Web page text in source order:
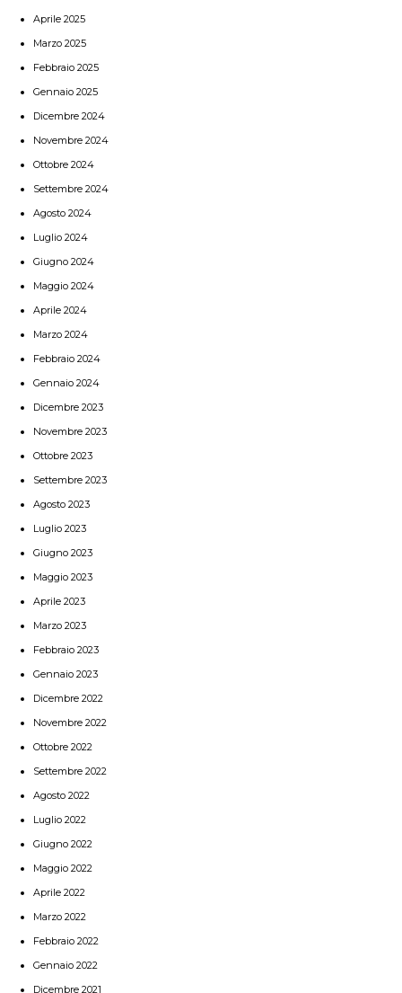
Aprile 2025
Marzo 2025
Febbraio 2025
Gennaio 2025
Dicembre 2024
Novembre 2024
Ottobre 2024
Settembre 2024
Agosto 2024
Luglio 2024
Giugno 2024
Maggio 2024
Aprile 2024
Marzo 2024
Febbraio 2024
Gennaio 2024
Dicembre 2023
Novembre 2023
Ottobre 2023
Settembre 2023
Agosto 2023
Luglio 2023
Giugno 2023
Maggio 2023
Aprile 2023
Marzo 2023
Febbraio 2023
Gennaio 2023
Dicembre 2022
Novembre 2022
Ottobre 2022
Settembre 2022
Agosto 2022
Luglio 2022
Giugno 2022
Maggio 2022
Aprile 2022
Marzo 2022
Febbraio 2022
Gennaio 2022
Dicembre 2021